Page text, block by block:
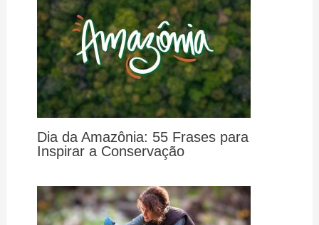
Dia da Amazônia: 55 Frases para
Inspirar a Conservação